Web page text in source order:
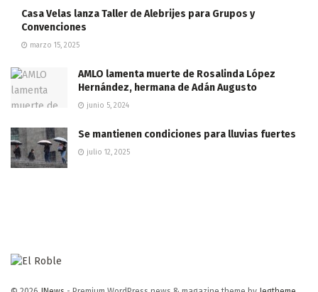
Casa Velas lanza Taller de Alebrijes para Grupos y
Convenciones
marzo 15, 2025
AMLO lamenta muerte de Rosalinda López
Hernández, hermana de Adán Augusto
junio 5, 2024
Se mantienen condiciones para lluvias fuertes
julio 12, 2025